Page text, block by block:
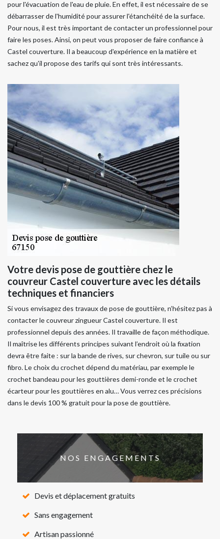
pour l'évacuation de l'eau de pluie. En effet, il est nécessaire de se
débarrasser de l'humidité pour assurer l'étanchéité de la surface.
Pour nous, il est très important de contacter un professionnel pour
faire les poses. Ainsi, on peut vous proposer de faire confiance à
Castel couverture. Il a beaucoup d'expérience en la matière et
sachez qu'il propose des tarifs qui sont très intéressants.
Votre devis pose de gouttière chez le
couvreur Castel couverture avec les détails
techniques et financiers
Si vous envisagez des travaux de pose de gouttière, n’hésitez pas à
contacter le couvreur zingueur Castel couverture. Il est
professionnel depuis des années. Il travaille de façon méthodique.
Il maîtrise les différents principes suivant l’endroit où la fixation
devra être faite : sur la bande de rives, sur chevron, sur tuile ou sur
fibro. Le choix du crochet dépend du matériau, par exemple le
crochet bandeau pour les gouttières demi-ronde et le crochet
écarteur pour les gouttières en alu… Vous verrez ces précisions
dans le devis 100 % gratuit pour la pose de gouttière.
NOS ENGAGEMENTS
Devis et déplacement gratuits
Sans engagement
Artisan passionné